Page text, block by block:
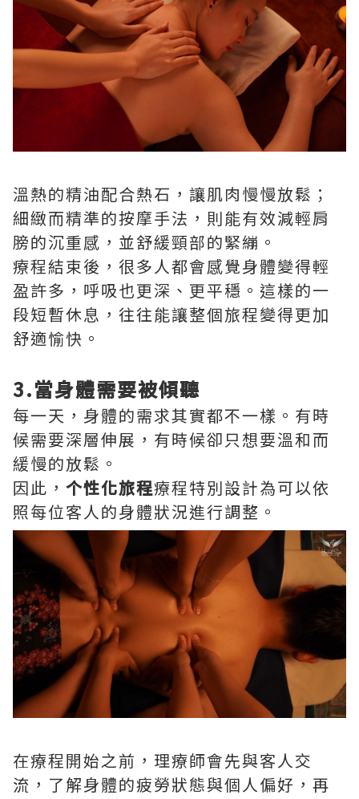
溫熱的精油配合熱石，讓肌肉慢慢放鬆；
細緻而精準的按摩手法，則能有效減輕肩
膀的沉重感，並舒緩頸部的緊繃。
療程結束後，很多人都會感覺身體變得輕
盈許多，呼吸也更深、更平穩。這樣的一
段短暫休息，往往能讓整個旅程變得更加
舒適愉快。
3.當身體需要被傾聽
每一天，身體的需求其實都不一樣。有時
候需要深層伸展，有時候卻只想要溫和而
緩慢的放鬆。
因此， 个性化旅程療程特別設計為可以依
照每位客人的身體狀況進行調整。
在療程開始之前，理療師會先與客人交
流，了解身體的疲勞狀態與個人偏好，再